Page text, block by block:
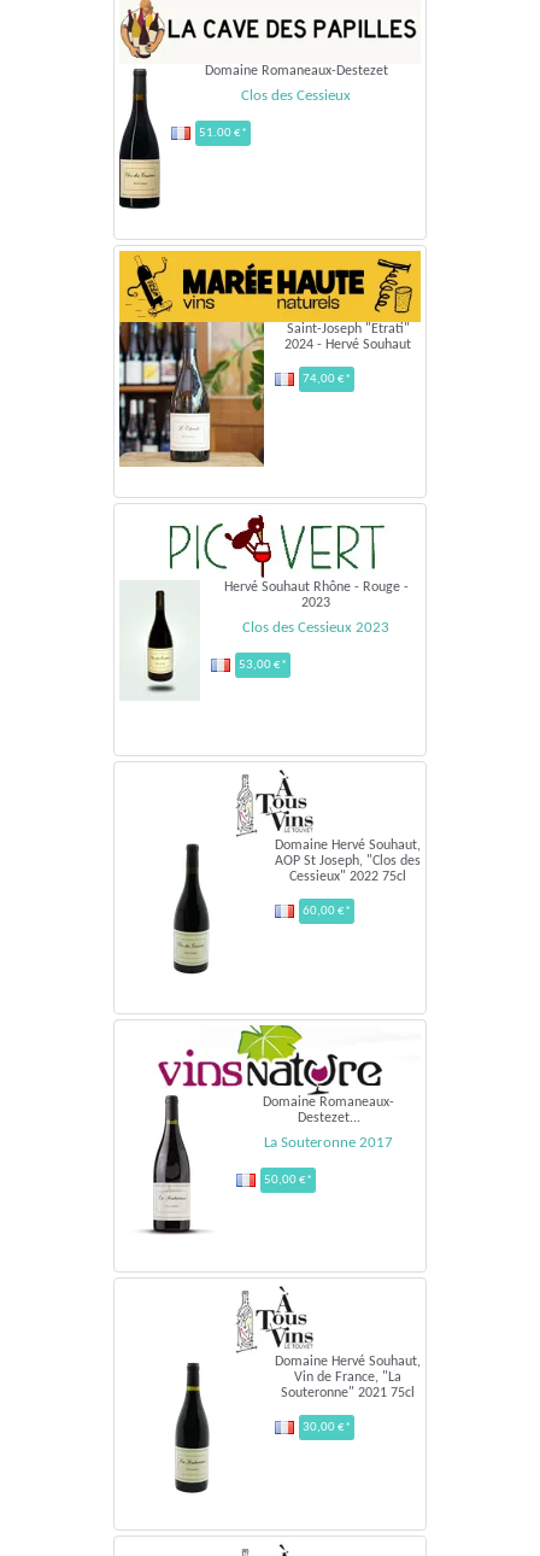
Domaine Romaneaux-Destezet
Clos des Cessieux
51.00 €*
Saint-Joseph "Etrati"
2024 - Hervé Souhaut
74,00 €*
Hervé Souhaut Rhône - Rouge -
2023
Clos des Cessieux 2023
53,00 €*
Domaine Hervé Souhaut,
AOP St Joseph, "Clos des
Cessieux" 2022 75cl
60,00 €*
Domaine Romaneaux-
Destezet...
La Souteronne 2017
50,00 €*
Domaine Hervé Souhaut,
Vin de France, "La
Souteronne" 2021 75cl
30,00 €*